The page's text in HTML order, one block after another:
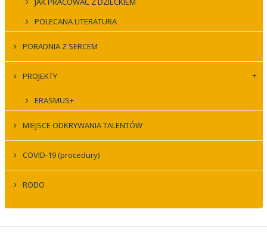
POLECANA LITERATURA
PORADNIA Z SERCEM
PROJEKTY
ERASMUS+
MIEJSCE ODKRYWANIA TALENTÓW
COVID-19 (procedury)
RODO